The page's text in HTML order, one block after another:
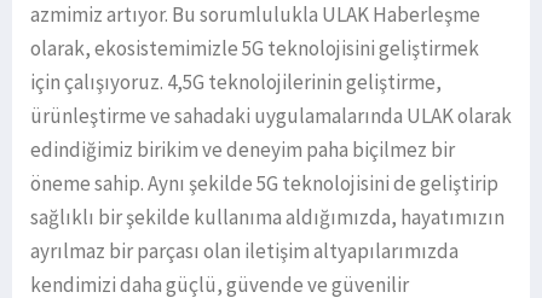
azmimiz artıyor. Bu sorumlulukla ULAK Haberleşme
olarak, ekosistemimizle 5G teknolojisini geliştirmek
için çalışıyoruz. 4,5G teknolojilerinin geliştirme,
ürünleştirme ve sahadaki uygulamalarında ULAK olarak
edindiğimiz birikim ve deneyim paha biçilmez bir
öneme sahip. Aynı şekilde 5G teknolojisini de geliştirip
sağlıklı bir şekilde kullanıma aldığımızda, hayatımızın
ayrılmaz bir parçası olan iletişim altyapılarımızda
kendimizi daha güçlü, güvende ve güvenilir